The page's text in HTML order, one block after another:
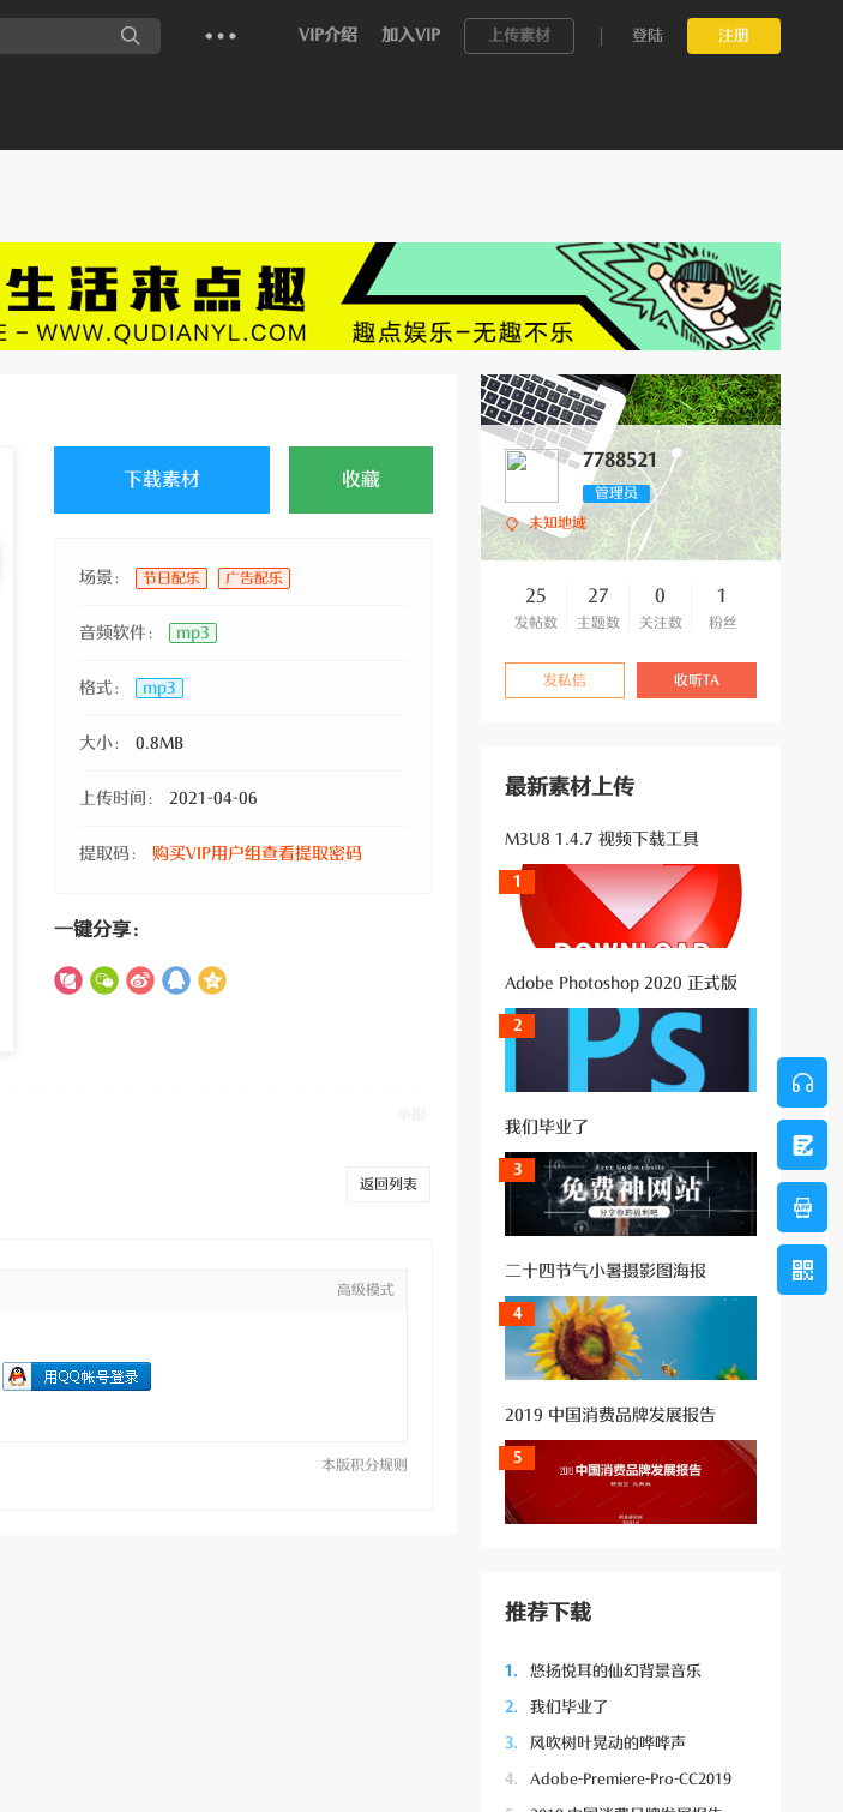
VIP介绍 加入VIP 上传素材 登陆 注册
7788521
管理员
未知地域
25
发帖数
27
主题数
0
关注数
1
粉丝
发私信 收听TA
最新素材上传
M3U8 1.4.7 视频下载工具
1
Adobe Photoshop 2020 正式版
2
我们毕业了
3
二十四节气小暑摄影图海报
4
2019 中国消费品牌发展报告
5
推荐下载
1.
悠扬悦耳的仙幻背景音乐
2.
我们毕业了
3.
风吹树叶晃动的哗哗声
4.
Adobe-Premiere-Pro-CC2019
下载素材 收藏
场景： 节日配乐 广告配乐
音频软件： mp3
格式： mp3
大小： 0.8MB
上传时间： 2021-04-06
提取码： 购买VIP用户组查看提取密码
一键分享：
返回列表
高级模式
本版积分规则